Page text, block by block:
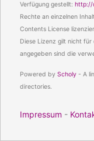
Verfügung gestellt: http://
Rechte an einzelnen
Contents License
Diese Lizenz gilt nicht
angegeben sind die
Powered by Scholy- A
directories.
Impressum -